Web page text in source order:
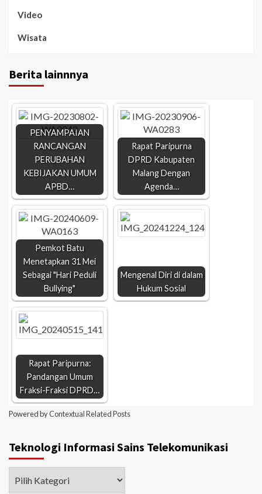
Video
Wisata
Berita lainnnya
PENYAMPAIAN
RANCANGAN
PERUBAHAN
KEBIJAKAN UMUM
APBD…
Rapat Paripurna
DPRD Kabupaten
Malang Dengan
Agenda…
Pemkot Batu
Menetapkan 31 Mei
Sebagai "Hari Peduli
Bullying"
Mengenal Diri di dalam
Hukum Sosial
Rapat Paripurna:
Pandangan Umum
Fraksi-Fraksi DPRD…
Powered byContextual Related Posts
Teknologi Informasi Sains Telekomunikasi